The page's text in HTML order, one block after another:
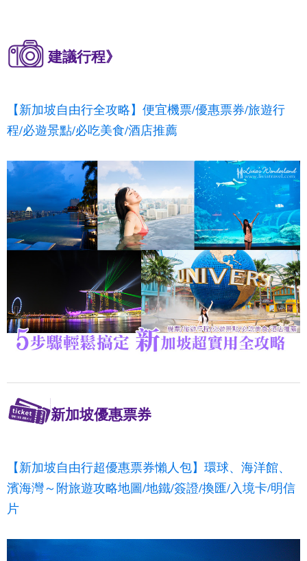
建議行程》
【新加坡自由行全攻略】便宜機票/優惠票券/旅遊行
程/必遊景點/必吃美食/酒店推薦
新加坡優惠票券
【新加坡自由行超優惠票券懶人包】環球、海洋館、
濱海灣～附旅遊攻略地圖/地鐵/簽證/換匯/入境卡/明信
片